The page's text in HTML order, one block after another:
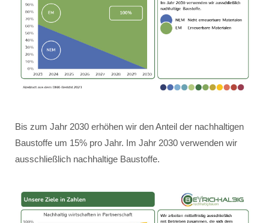
Bis zum Jahr 2030 erhöhen wir den Anteil der nachhaltigen
Baustoffe um 15% pro Jahr. Im Jahr 2030 verwenden wir
ausschließlich nachhaltige Baustoffe.